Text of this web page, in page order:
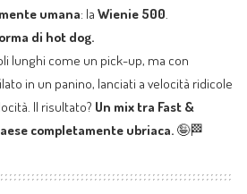
umana: la Wienie 500.
di hot dog.
lunghi come un pick-up, ma con
in un panino, lanciati a velocità ridicole
Il risultato? Un mix tra Fast &
completamente ubriaca. 🤪🏁